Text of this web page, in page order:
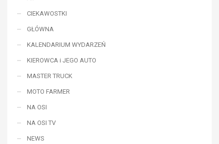
CIEKAWOSTKI
GŁÓWNA
KALENDARIUM WYDARZEŃ
KIEROWCA i JEGO AUTO
MASTER TRUCK
MOTO FARMER
NA OSI
NA OSI TV
NEWS